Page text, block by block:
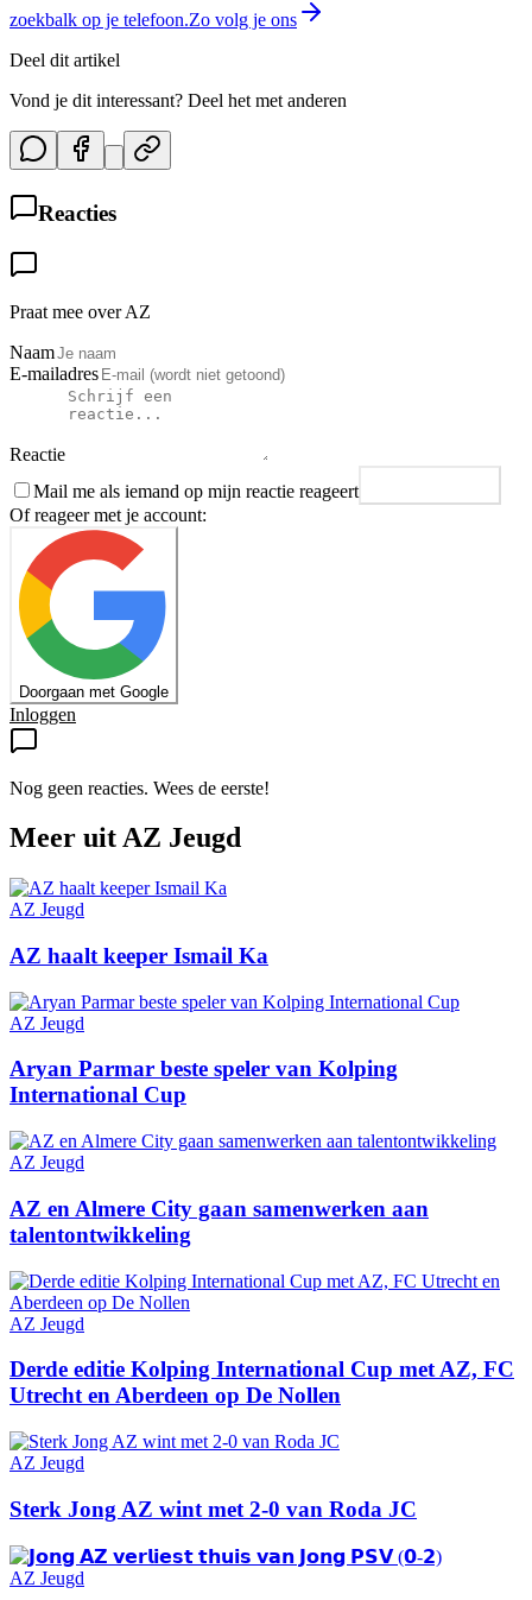
zoekbalk op je telefoon.Zo volg je ons
Deel dit artikel
Vond je dit interessant? Deel het met anderen
Reacties
Praat mee over AZ
Naam
E-mailadres
Reactie
Mail me als iemand op mijn reactie reageert
Of reageer met je account:
Doorgaan met Google
Inloggen
Nog geen reacties. Wees de eerste!
Meer uitAZ Jeugd
AZ Jeugd
AZ haalt keeper Ismail Ka
AZ Jeugd
Aryan Parmar beste speler van Kolping
International Cup
AZ Jeugd
AZ en Almere City gaan samenwerken aan
talentontwikkeling
AZ Jeugd
Derde editie Kolping International Cup met AZ, FC
Utrecht en Aberdeen op De Nollen
AZ Jeugd
Sterk Jong AZ wint met 2-0 van Roda JC
AZ Jeugd